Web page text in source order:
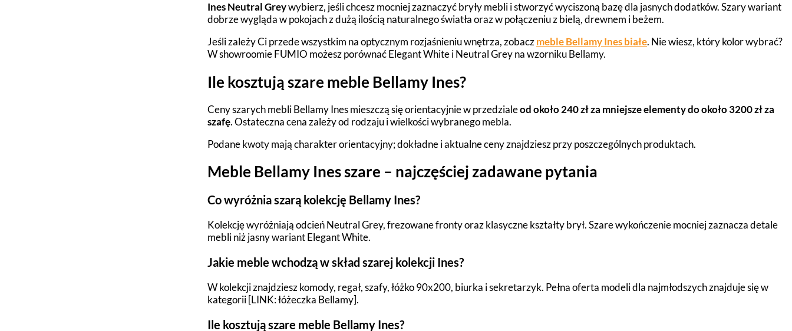
Ines Neutral Greywybierz, jeśli chcesz mocniej zaznaczyć bryły mebli i stworzyć wyciszoną bazę dla jasnych dodatków. Szary wariant
dobrze wygląda w pokojach z dużą ilością naturalnego światła oraz w połączeniu z bielą, drewnem i beżem.
Jeśli zależy Ci przede wszystkim na optycznym rozjaśnieniu wnętrza, zobaczmeble Bellamy Ines białe. Nie wiesz, który kolor wybrać?
W showroomie FUMIO możesz porównać Elegant White i Neutral Grey na wzorniku Bellamy.
Ile kosztują szare meble Bellamy Ines?
Ceny szarych mebli Bellamy Ines mieszczą się orientacyjnie w przedzialeod około 240 zł za mniejsze elementy do około 3200 zł za
szafę. Ostateczna cena zależy od rodzaju i wielkości wybranego mebla.
Podane kwoty mają charakter orientacyjny; dokładne i aktualne ceny znajdziesz przy poszczególnych produktach.
Meble Bellamy Ines szare – najczęściej zadawane pytania
Co wyróżnia szarą kolekcję Bellamy Ines?
Kolekcję wyróżniają odcień Neutral Grey, frezowane fronty oraz klasyczne kształty brył. Szare wykończenie mocniej zaznacza detale
mebli niż jasny wariant Elegant White.
Jakie meble wchodzą w skład szarej kolekcji Ines?
W kolekcji znajdziesz komody, regał, szafy, łóżko 90x200, biurka i sekretarzyk. Pełna oferta modeli dla najmłodszych znajduje się w
kategorii [LINK: łóżeczka Bellamy].
Ile kosztują szare meble Bellamy Ines?